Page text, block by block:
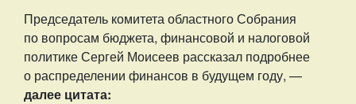
Председатель комитета областного Собрания
по вопросам бюджета, финансовой и налоговой
политике Сергей Моисеев рассказал подробнее
о распределении финансов в будущем году, —
далее цитата: